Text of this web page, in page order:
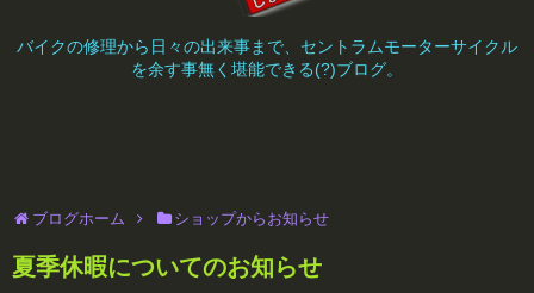
バイクの修理から日々の出来事まで、セントラムモーターサイクル
を余す事無く堪能できる(?)ブログ。
ブログホーム ショップからお知らせ
夏季休暇についてのお知らせ